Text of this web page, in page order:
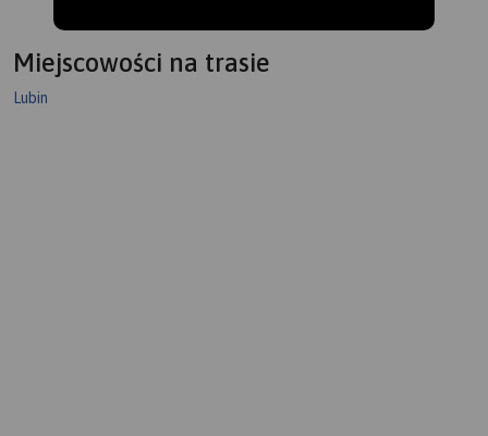
Miejscowości na trasie
Lubin